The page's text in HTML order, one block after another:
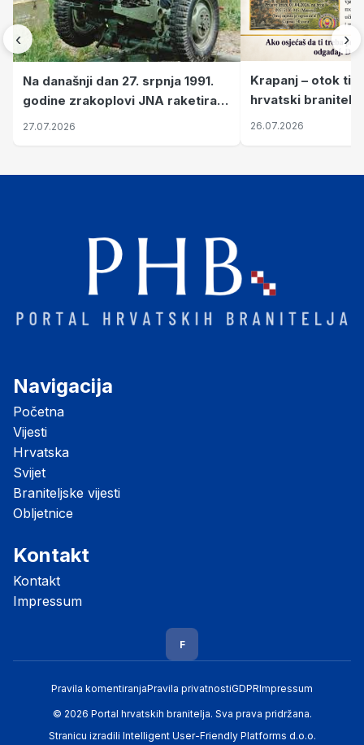
‹
Na današnji dan 27. srpnja 1991.
godine zrakoplovi JNA raketirali
su vojarnu i obučni centar "Nikola
27.07.2026
Krapanj – otok
hrvatski branitelji
pronalaze mir
26.07.2026
›
Navigacija
Početna
Vijesti
Hrvatska
Svijet
Braniteljske vijesti
Obljetnice
Kontakt
Kontakt
Impressum
F
Pravila komentiranjaPravila privatnostiGDPRImpressum
© 2026 Portal hrvatskih branitelja. Sva prava pridržana.
Stranicu izradili Intelligent User-Friendly Platforms d.o.o.